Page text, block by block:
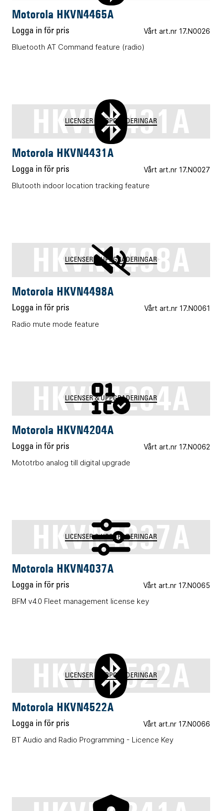
Motorola HKVN4465A
Logga in för pris Vårt art.nr 17.N0026
Bluetooth AT Command feature (radio)
HKVN4431A
LICENSER & UPPGRADERINGAR
Motorola HKVN4431A
Logga in för pris Vårt art.nr 17.N0027
Blutooth indoor location tracking feature
HKVN4498A
LICENSER & UPPGRADERINGAR
Motorola HKVN4498A
Logga in för pris Vårt art.nr 17.N0061
Radio mute mode feature
HKVN4204A
LICENSER & UPPGRADERINGAR
Motorola HKVN4204A
Logga in för pris Vårt art.nr 17.N0062
Mototrbo analog till digital upgrade
HKVN4037A
LICENSER & UPPGRADERINGAR
Motorola HKVN4037A
Logga in för pris Vårt art.nr 17.N0065
BFM v4.0 Fleet management license key
HKVN4522A
LICENSER & UPPGRADERINGAR
Motorola HKVN4522A
Logga in för pris Vårt art.nr 17.N0066
BT Audio and Radio Programming - Licence Key